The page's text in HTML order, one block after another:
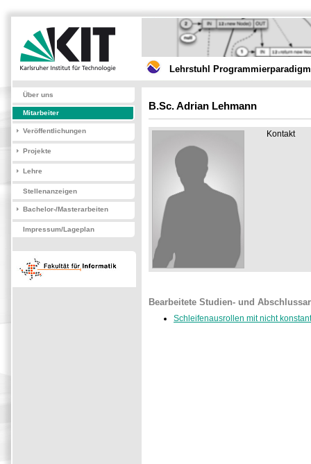
Lehrstuhl
Über uns
Mitarbeiter
Veröffentlichungen
Projekte
Lehre
Stellenanzeigen
Bachelor-/Masterarbeiten
Impressum/Lageplan
B.Sc. Adrian Lehmann
Kontakt
Bearbeitete Studien- und
Schleifenausrollen mit nicht